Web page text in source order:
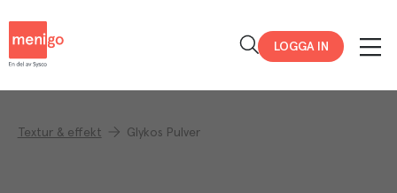
LOGGA IN
Textur & effekt Glykos Pulver